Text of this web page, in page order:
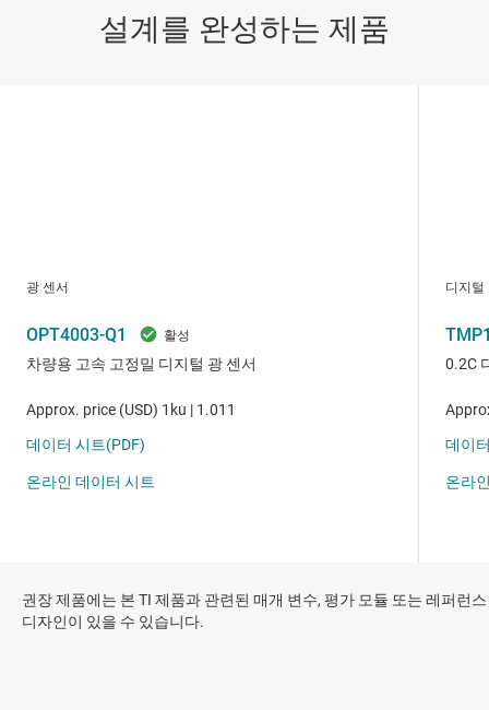
권장 제품에는 본 TI 제품과 관련된 매개 변수, 평가 모듈 또는 레퍼런스
디자인이 있을 수 있습니다.